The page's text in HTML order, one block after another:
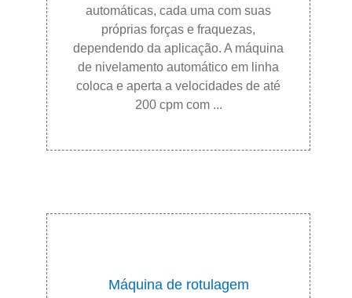
automáticas, cada uma com suas
próprias forças e fraquezas,
dependendo da aplicação. A máquina
de nivelamento automático em linha
coloca e aperta a velocidades de até
200 cpm com ...
Máquina de rotulagem